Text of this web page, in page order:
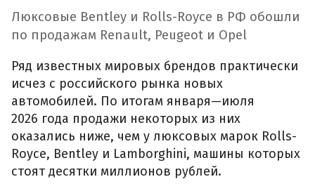
Люксовые Bentley и Rolls-Royce в РФ обошли
по продажам Renault, Peugeot и Opel
Ряд известных мировых брендов практически
исчез с российского рынка новых
автомобилей. По итогам января—июля
2026 года продажи некоторых из них
оказались ниже, чем у люксовых марок Rolls-
Royce, Bentley и Lamborghini, машины которых
стоят десятки миллионов рублей.